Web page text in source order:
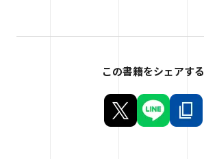
この書籍をシェアする